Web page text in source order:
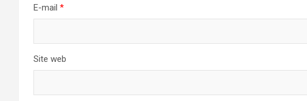
E-mail *
Site web